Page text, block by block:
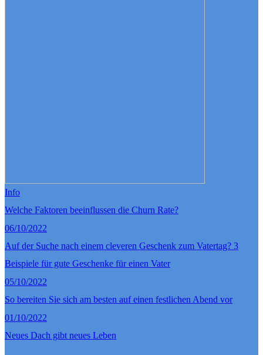
Info
Welche Faktoren beeinflussen die Churn Rate?
06/10/2022
Auf der Suche nach einem cleveren Geschenk zum Vatertag? 3
Beispiele für gute Geschenke für einen Vater
05/10/2022
So bereiten Sie sich am besten auf einen festlichen Abend vor
01/10/2022
Neues Dach gibt neues Leben